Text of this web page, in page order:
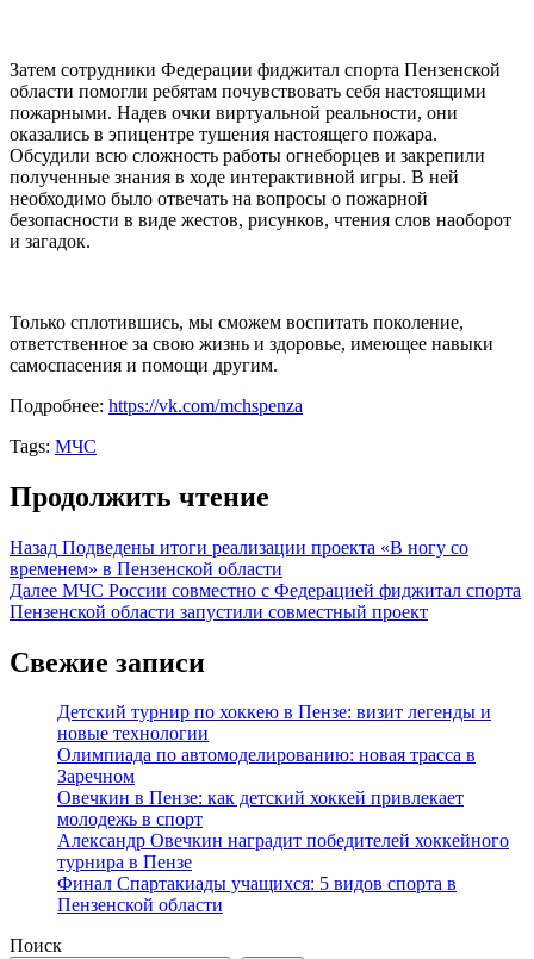
Затем сотрудники Федерации фиджитал спорта Пензенской
области помогли ребятам почувствовать себя настоящими
пожарными. Надев очки виртуальной реальности, они
оказались в эпицентре тушения настоящего пожара.
Обсудили всю сложность работы огнеборцев и закрепили
полученные знания в ходе интерактивной игры. В ней
необходимо было отвечать на вопросы о пожарной
безопасности в виде жестов, рисунков, чтения слов наоборот
и загадок.
Только сплотившись, мы сможем воспитать поколение,
ответственное за свою жизнь и здоровье, имеющее навыки
самоспасения и помощи другим.
Подробнее: https://vk.com/mchspenza
Tags: МЧС
Продолжить чтение
Назад Подведены итоги реализации проекта «В ногу со
временем» в Пензенской области
Далее МЧС России совместно с Федерацией фиджитал спорта
Пензенской области запустили совместный проект
Свежие записи
Детский турнир по хоккею в Пензе: визит легенды и
новые технологии
Олимпиада по автомоделированию: новая трасса в
Заречном
Овечкин в Пензе: как детский хоккей привлекает
молодежь в спорт
Александр Овечкин наградит победителей хоккейного
турнира в Пензе
Финал Спартакиады учащихся: 5 видов спорта в
Пензенской области
Поиск